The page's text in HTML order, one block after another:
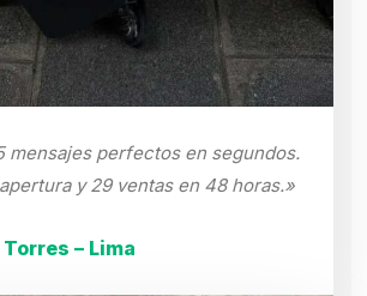
mensajes perfectos en segundos.
y 29 ventas en 48 horas.»
– Lima